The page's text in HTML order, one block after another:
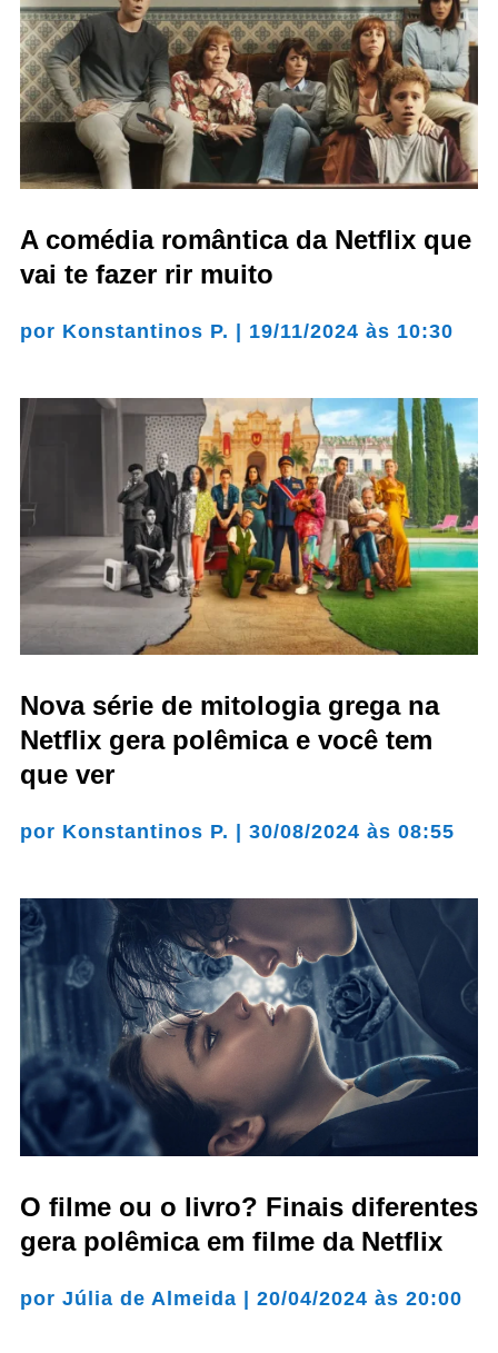
A comédia romântica da Netflix que
vai te fazer rir muito
por Konstantinos P. | 19/11/2024 às 10:30
Nova série de mitologia grega na
Netflix gera polêmica e você tem
que ver
por Konstantinos P. 30/08/2024 às 08:55
O filme ou o livro? Finais diferentes
gera polêmica em filme da Netflix
por Júlia de Almeida 20/04/2024 às 20:00